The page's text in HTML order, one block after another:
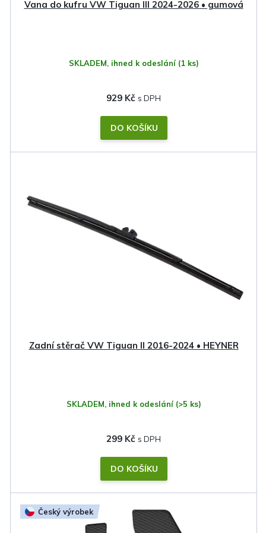
Vana do kufru VW Tiguan III 2024-2026 • gumová
SKLADEM, ihned k odeslání (1 ks)
929 Kč
DO KOŠÍKU
Zadní stěrač VW Tiguan II 2016-2024 • HEYNER
SKLADEM, ihned k odeslání (>5 ks)
299 Kč
DO KOŠÍKU
Český výrobek